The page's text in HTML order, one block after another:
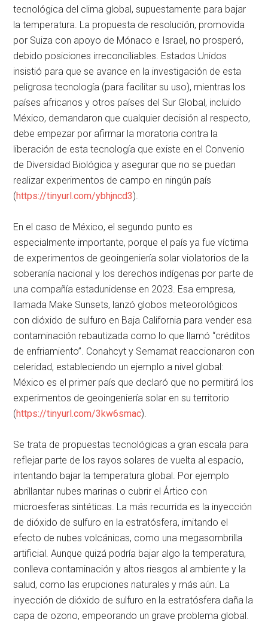
tecnológica del clima global, supuestamente para bajar
la temperatura. La propuesta de resolución, promovida
por Suiza con apoyo de Mónaco e Israel, no prosperó,
debido posiciones irreconciliables. Estados Unidos
insistió para que se avance en la investigación de esta
peligrosa tecnología (para facilitar su uso), mientras los
países africanos y otros países del Sur Global, incluido
México, demandaron que cualquier decisión al respecto,
debe empezar por afirmar la moratoria contra la
liberación de esta tecnología que existe en el Convenio
de Diversidad Biológica y asegurar que no se puedan
realizar experimentos de campo en ningún país
(https://tinyurl.com/ybhjncd3).
En el caso de México, el segundo punto es
especialmente importante, porque el país ya fue víctima
de experimentos de geoingeniería solar violatorios de la
soberanía nacional y los derechos indígenas por parte de
una compañía estadunidense en 2023. Esa empresa,
llamada Make Sunsets, lanzó globos meteorológicos
con dióxido de sulfuro en Baja California para vender esa
contaminación rebautizada como lo que llamó créditos
de enfriamiento
. Conahcyt y Semarnat reaccionaron con
celeridad, estableciendo un ejemplo a nivel global:
México es el primer país que declaró que no permitirá los
experimentos de geoingeniería solar en su territorio
(https://tinyurl.com/3kw6smac).
Se trata de propuestas tecnológicas a gran escala para
reflejar parte de los rayos solares de vuelta al espacio,
intentando bajar la temperatura global. Por ejemplo
abrillantar nubes marinas o cubrir el Ártico con
microesferas sintéticas. La más recurrida es la inyección
de dióxido de sulfuro en la estratósfera, imitando el
efecto de nubes volcánicas, como una megasombrilla
artificial. Aunque quizá podría bajar algo la temperatura,
conlleva contaminación y altos riesgos al ambiente y la
salud, como las erupciones naturales y más aún. La
inyección de dióxido de sulfuro en la estratósfera daña la
capa de ozono, empeorando un grave problema global.